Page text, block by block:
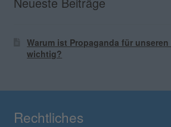
Warum ist Propaganda für
wichtig?
Rechtliches